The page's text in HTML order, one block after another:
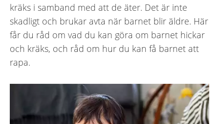
kräks i samband med att de äter. Det är inte
skadligt och brukar avta när barnet blir äldre. Här
får du råd om vad du kan göra om barnet hickar
och kräks, och råd om hur du kan få barnet att
rapa.